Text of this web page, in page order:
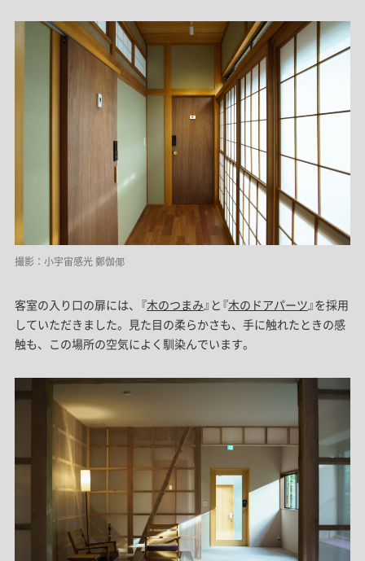
撮影：小宇宙感光 鄭伽倻
客室の入り口の扉には、『木のつまみ 』と『木のドアパーツ 』を採用
していただきました。見た目の柔らかさも、手に触れたときの感
触も、この場所の空気によく馴染んでいます。